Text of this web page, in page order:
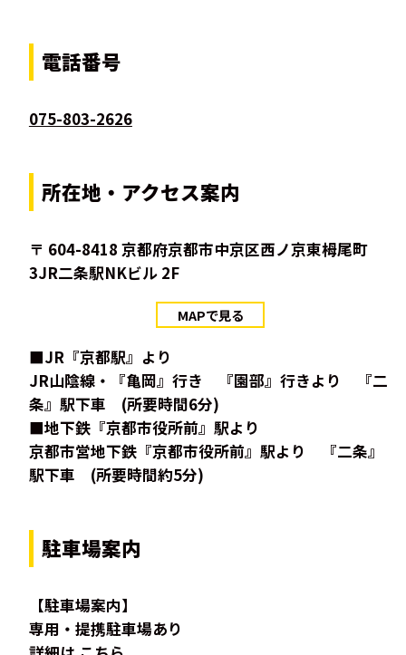
電話番号
075-803-2626
所在地・アクセス案内
〒 604-8418 京都府京都市中京区西ノ京東栂尾町
3JR二条駅NKビル 2F
MAPで見る
■JR『京都駅』より
JR山陰線・『亀岡』行き 『園部』行きより 『二
条』駅下車 (所要時間6分)
■地下鉄『京都市役所前』駅より
京都市営地下鉄『京都市役所前』駅より 『二条』
駅下車 (所要時間約5分)
駐車場案内
【駐車場案内】
専用・提携駐車場あり